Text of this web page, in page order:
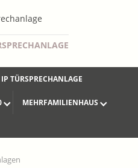
IP TÜRSPRECHANLAGE
MEHRFAMILIENHAUS